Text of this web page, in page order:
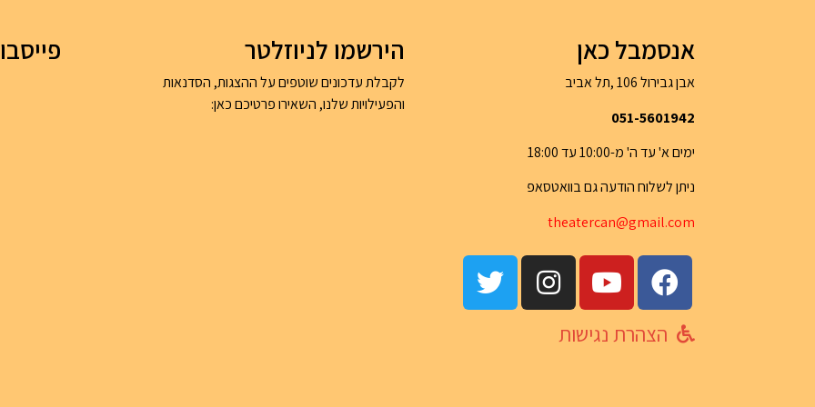
אנסמבל כאן
אבן גבירול 106 ,תל אביב
051-5601942
ימים א' עד ה' מ-10:00 עד 18:00
ניתן לשלוח הודעה גם בוואטסאפ
theatercan@gmail.com
הצהרת נגישות
הירשמו לניוזלטר
לקבלת עדכונים שוטפים על ההצגות, הסדנאות
והפעילויות שלנו, השאירו פרטיכם כאן: